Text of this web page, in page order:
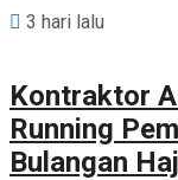
3 hari lalu
Kontraktor
Running
Bulangan